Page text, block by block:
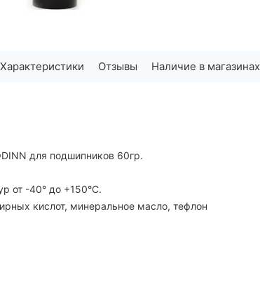
Характеристики Отзывы Наличие в магазинах
для подшипников 60гр.
от -40° до +150°C.
кислот, минеральное масло, тефлон